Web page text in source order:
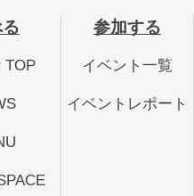
TOP
参加する
イベント一覧
イベントレポート